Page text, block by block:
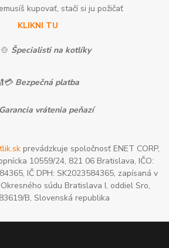
kupovať, stačí si ju požičať
KLIKNI TU
Špecialisti na kotlíky
Bezpečná platba
Garancia vrátenia peňazí
prevádzkuje spoločnosť ENET CORP,
10559/24, 821 06 Bratislava, IČO:
IČ DPH: SK2023584365, zapísaná v
súdu Bratislava I, oddiel Sro,
B, Slovenská republika